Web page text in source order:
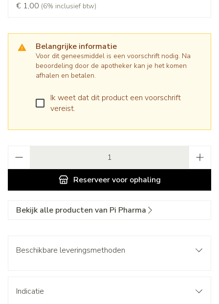
€ 1,00 (6% inclusief btw)
Belangrijke informatie
Voor dit geneesmiddel is een voorschrift nodig. Na
beoordeling door de apotheker kan je het komen
afhalen en betalen.
Ik weet dat dit product een voorschrift
vereist.
Reserveervoor ophaling
Bekijk alle producten van Pi Pharma
Beschikbare leveringsmethoden
Indicatie